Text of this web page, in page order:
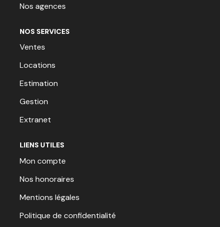
Nos agences
NOS SERVICES
Ventes
Locations
Estimation
Gestion
Extranet
LIENS UTILES
Mon compte
Nos honoraires
Mentions légales
Politique de confidentialité